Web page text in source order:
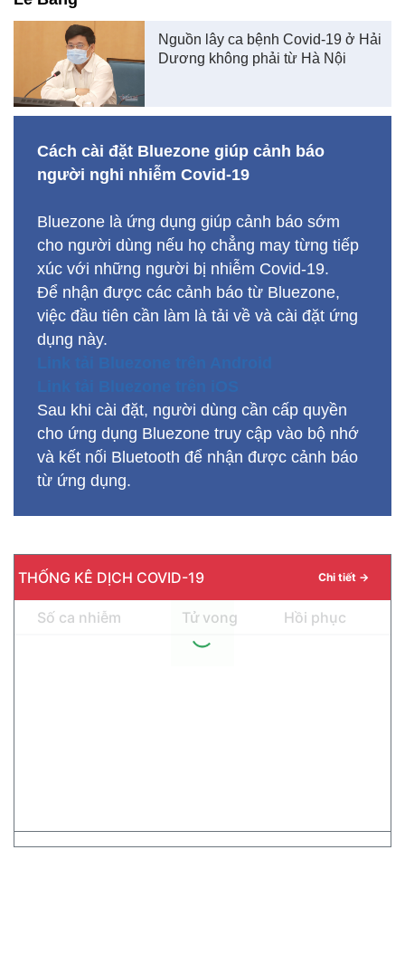
Nguồn lây ca bệnh Covid-19 ở Hải
Dương không phải từ Hà Nội
Cách cài đặt Bluezone giúp cảnh báo
người nghi nhiễm Covid-19
Bluezone là ứng dụng giúp cảnh báo sớm
cho người dùng nếu họ chẳng may từng tiếp
xúc với những người bị nhiễm Covid-19.
Để nhận được các cảnh báo từ Bluezone,
việc đầu tiên cần làm là tải về và cài đặt ứng
dụng này.
Sau khi cài đặt, người dùng cần cấp quyền
cho ứng dụng Bluezone truy cập vào bộ nhớ
và kết nối Bluetooth để nhận được cảnh báo
từ ứng dụng.